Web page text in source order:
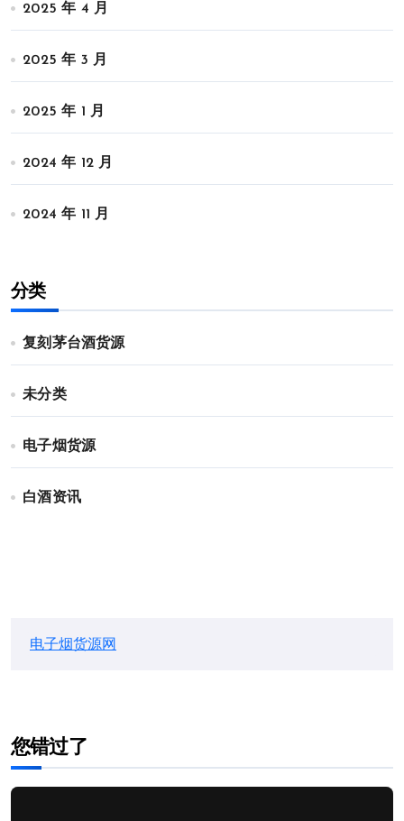
2025 年 4 月
2025 年 3 月
2025 年 1 月
2024 年 12 月
2024 年 11 月
分类
复刻茅台酒货源
未分类
电子烟货源
白酒资讯
电子烟货源网
您错过了